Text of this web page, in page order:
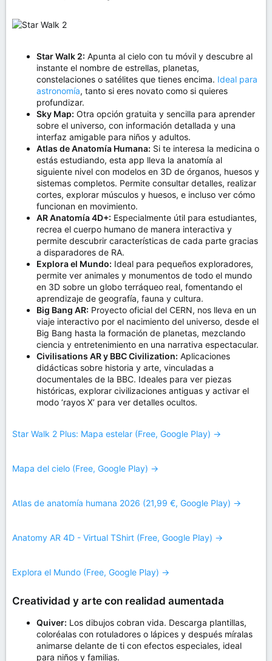
Star Walk 2: Apunta al cielo con tu móvil y descubre al
instante el nombre de estrellas, planetas,
constelaciones o satélites que tienes encima. Ideal para
astronomía, tanto si eres novato como si quieres
profundizar.
Sky Map: Otra opción gratuita y sencilla para aprender
sobre el universo, con información detallada y una
interfaz amigable para niños y adultos.
Atlas de Anatomía Humana: Si te interesa la medicina o
estás estudiando, esta app lleva la anatomía al
siguiente nivel con modelos en 3D de órganos, huesos y
sistemas completos. Permite consultar detalles, realizar
cortes, explorar músculos y huesos, e incluso ver cómo
funcionan en movimiento.
AR Anatomía 4D+: Especialmente útil para estudiantes,
recrea el cuerpo humano de manera interactiva y
permite descubrir características de cada parte gracias
a disparadores de RA.
Explora el Mundo: Ideal para pequeños exploradores,
permite ver animales y monumentos de todo el mundo
en 3D sobre un globo terráqueo real, fomentando el
aprendizaje de geografía, fauna y cultura.
Big Bang AR: Proyecto oficial del CERN, nos lleva en un
viaje interactivo por el nacimiento del universo, desde el
Big Bang hasta la formación de planetas, mezclando
ciencia y entretenimiento en una narrativa espectacular.
Civilisations AR y BBC Civilization: Aplicaciones
didácticas sobre historia y arte, vinculadas a
documentales de la BBC. Ideales para ver piezas
históricas, explorar civilizaciones antiguas y activar el
modo ‘rayos X’ para ver detalles ocultos.
Star Walk 2 Plus: Mapa estelar (Free, Google Play) →
Mapa del cielo (Free, Google Play) →
Atlas de anatomía humana 2026 (21,99 €, Google Play) →
Anatomy AR 4D - Virtual TShirt (Free, Google Play) →
Explora el Mundo (Free, Google Play) →
Creatividad y arte con realidad aumentada
Quiver: Los dibujos cobran vida. Descarga plantillas,
coloréalas con rotuladores o lápices y después míralas
animarse delante de ti con efectos especiales, ideal
para niños y familias.